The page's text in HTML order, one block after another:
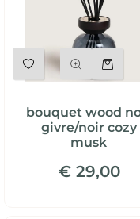
bouquet wood
givre/noir cozy
musk
€ 29,00